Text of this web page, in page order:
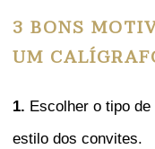
3 BONS
UM
1. Escolher o tipo
estilo dos convites.